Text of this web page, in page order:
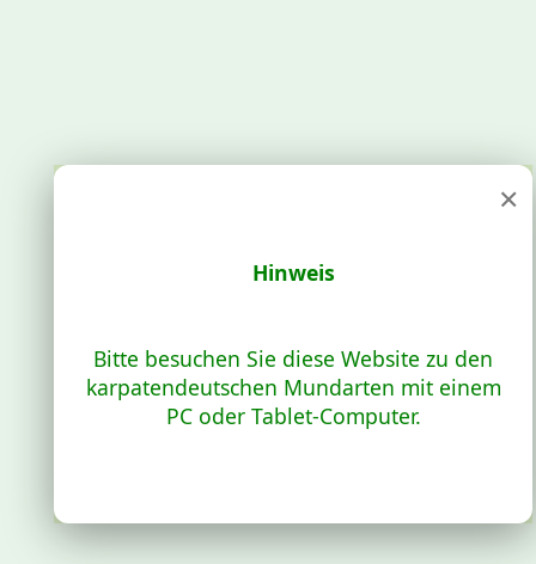
×
Hinweis
Bitte besuchen Sie diese Website zu den
karpatendeutschen Mundarten mit einem
PC oder Tablet-Computer.